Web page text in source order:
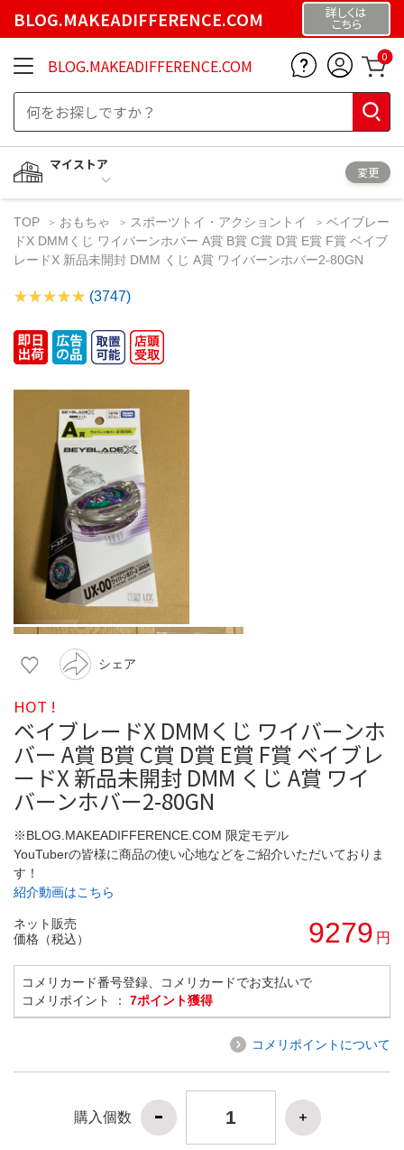
BLOG.MAKEADIFFERENCE.COM 詳しくは
こちら
BLOG.MAKEADIFFERENCE.COM 0
マイストア
変更
TOP おもちゃ スポーツトイ・アクショントイ
ベイブレー
ドX DMMくじ ワイバーンホバー A賞 B賞 C賞 D賞 E賞 F賞 ベイブ
レードX 新品未開封 DMM くじ A賞 ワイバーンホバー2-80GN
(3747)
シェア
HOT !
ベイブレードX DMMくじ ワイバーンホ
バー A賞 B賞 C賞 D賞 E賞 F賞 ベイブレ
ードX 新品未開封 DMM くじ A賞 ワイ
バーンホバー2-80GN
※BLOG.MAKEADIFFERENCE.COM 限定モデル
YouTuberの皆様に商品の使い心地などをご紹介いただいておりま
す！
紹介動画はこちら
ネット販売
価格（税込）
9279 円
コメリカード番号登録、コメリカードでお支払いで
コメリポイント ： 7ポイント獲得
コメリポイントについて
購入個数